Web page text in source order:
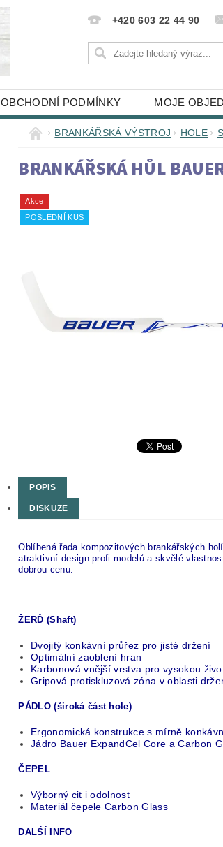
+420 603 22 44 90
OBCHODNÍ PODMÍNKY MOJE
BRANKÁŘSKÁ VÝSTROJ HOLE
BRANKÁŘSKÁ HŮL
Akce
POSLEDNÍ KUS
POPIS
DISKUZE
Oblíbená řada kompozitových brankářských
atraktivní design profi modelů a skvělé
dobrou cenu.
ŽERĎ (Shaft)
Dvojitý konkávní průřez pro jisté držení
Optimální zaoblení hran
Karbonová vnější vrstva pro vysokou
Gripová protiskluzová zóna v oblasti
PÁDLO (široká část hole)
Ergonomická konstrukce s mírně
Jádro Bauer ExpandCel Core a Carbon
ČEPEL
Výborný cit i odolnost
Materiál čepele Carbon Glass
DALŚÍ INFO